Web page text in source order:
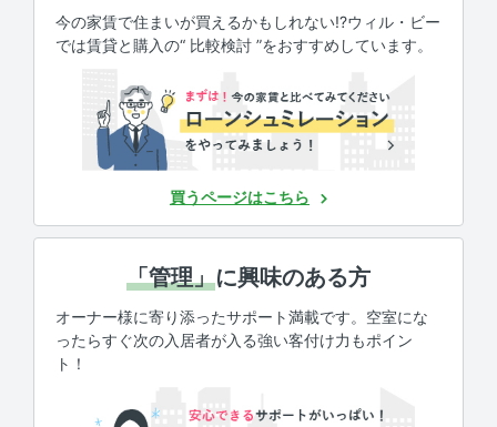
今の家賃で住まいが買えるかもしれない!?ウィル・ビー
では賃貸と購入の“ 比較検討 ”をおすすめしています。
買うページはこちら
「管理」に興味のある方
オーナー様に寄り添ったサポート満載です。空室にな
ったらすぐ次の入居者が入る強い客付け力もポイン
ト！